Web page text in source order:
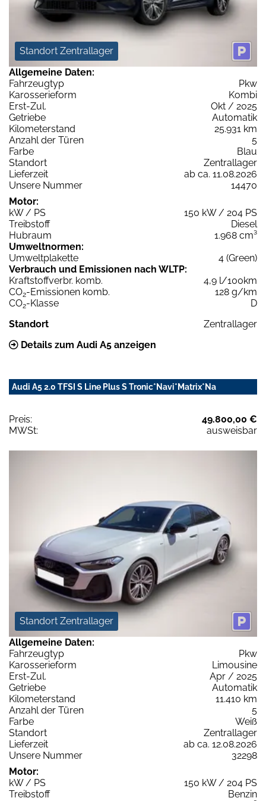
Standort Zentrallager
Allgemeine Daten:
Fahrzeugtyp
Pkw
Karosserieform
Kombi
Erst-Zul.
Okt / 2025
Getriebe
Automatik
Kilometerstand
25.931 km
Anzahl der Türen
5
Farbe
Blau
Standort
Zentrallager
Lieferzeit
ab ca. 11.08.2026
Unsere Nummer
14470
Motor:
kW / PS
150 kW / 204 PS
Treibstoff
Diesel
Hubraum
1.968 cm³
Umweltnormen:
Umweltplakette
4 (Green)
Verbrauch und Emissionen nach WLTP:
Kraftstoffverbr. komb.
4,9 l/100km
CO2-Emissionen komb.
128 g/km
CO2-Klasse
D
Standort
Zentrallager
Details zum Audi A5 anzeigen
Audi A5 2.0 TFSI S Line Plus S Tronic*Navi*Matrix*Na
Preis:
49.800,00 €
MWSt:
ausweisbar
Standort Zentrallager
Allgemeine Daten:
Fahrzeugtyp
Pkw
Karosserieform
Limousine
Erst-Zul.
Apr / 2025
Getriebe
Automatik
Kilometerstand
11.410 km
Anzahl der Türen
5
Farbe
Weiß
Standort
Zentrallager
Lieferzeit
ab ca. 12.08.2026
Unsere Nummer
32298
Motor:
kW / PS
150 kW / 204 PS
Treibstoff
Benzin